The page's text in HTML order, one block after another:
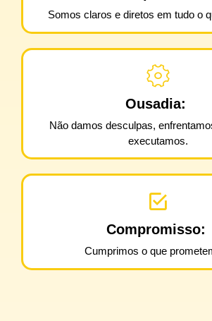
Somos claros e diretos em tudo o
Ousadia:
Não damos desculpas,
executamos.
Compromisso:
Cumprimos o que